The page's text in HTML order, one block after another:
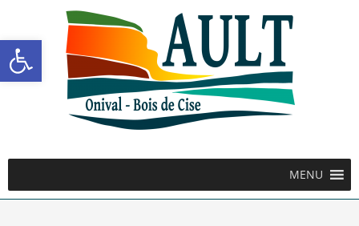
Ouvrir la barre d’outils
MENU